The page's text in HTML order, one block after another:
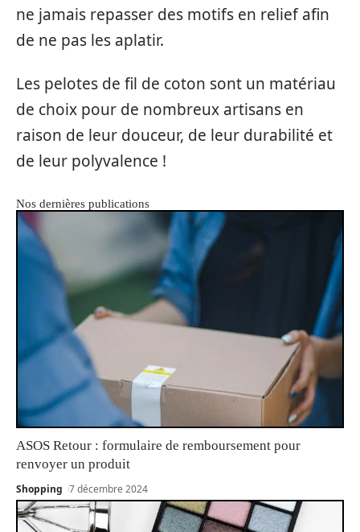
ne jamais repasser des motifs en relief afin
de ne pas les aplatir.
Les pelotes de fil de coton sont un matériau
de choix pour de nombreux artisans en
raison de leur douceur, de leur durabilité et
de leur polyvalence !
Nos dernières publications
ASOS Retour : formulaire de remboursement pour
renvoyer un produit
Shopping 7 décembre 2024